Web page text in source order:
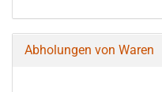
Abholungen von Waren